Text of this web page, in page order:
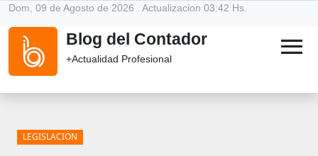
Dom, 09 de Agosto de 2026 . Actualizacion 03:42 Hs.
Blog del Contador
+Actualidad Profesional menu
LEGISLACIÓN